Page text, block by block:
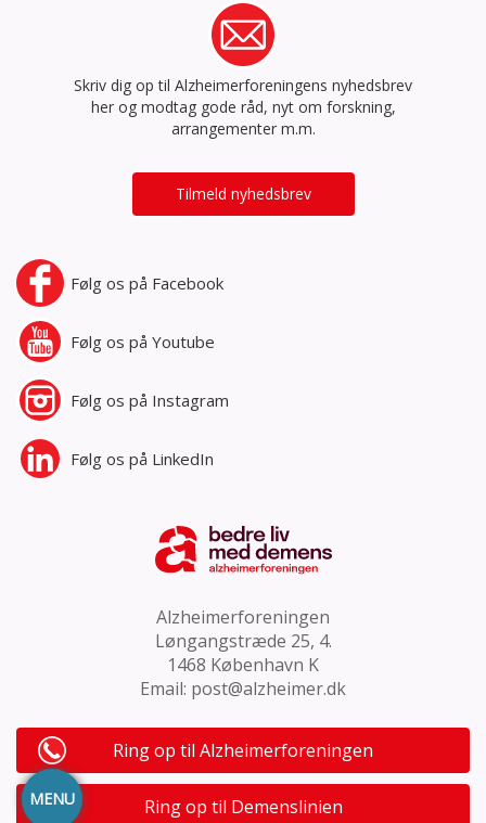
MENU
Skriv dig op til Alzheimerforeningens nyhedsbrev
her og modtag gode råd, nyt om forskning,
arrangementer m.m.
Tilmeld nyhedsbrev
Følg os på Facebook
Følg os på Youtube
Følg os på Instagram
Følg os på LinkedIn
Alzheimerforeningen
Løngangstræde 25, 4.
1468 København K
Email: post@alzheimer.dk
Ring op til Alzheimerforeningen
Ring op til Demenslinien